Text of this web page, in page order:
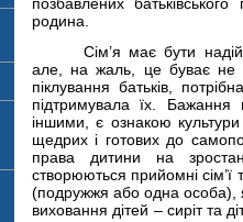
родина
Сім’я має бути
але, на жаль, це буває не
піклування батьків,
підтримувала їх.
іншими, є ознакою
щедрих і готових до
права дитини на
створюються прийомні сім’ї
(подружжя або одна особа),
виховання дітей – сиріт та